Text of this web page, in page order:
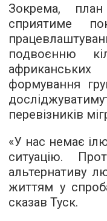
Зокрема,
сприятиме
подвоєнню
формування
перевізників
«У нас немає
ситуацію.
альтернативу
життям у
сказав Туск.